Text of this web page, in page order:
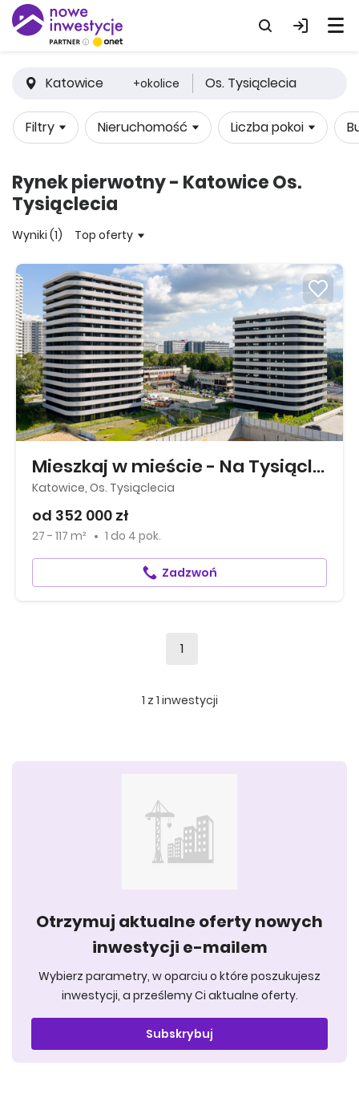
Katowice +okolice Os. Tysiąclecia
Filtry Nieruchomość Liczba pokoi
Rynek pierwotny - Katowice Os.
Tysiąclecia
Wyniki (1) Top oferty
Mieszkaj w mieście - Na Tysiącleciu
Katowice, Os. Tysiąclecia
od 352 000 zł
27 - 117 m² 1 do 4 pok.
Zadzwoń
1
1 z 1 inwestycji
Otrzymuj aktualne oferty nowych
inwestycji e-mailem
Wybierz parametry, w oparciu o które poszukujesz
inwestycji, a prześlemy Ci aktualne oferty.
Subskrybuj